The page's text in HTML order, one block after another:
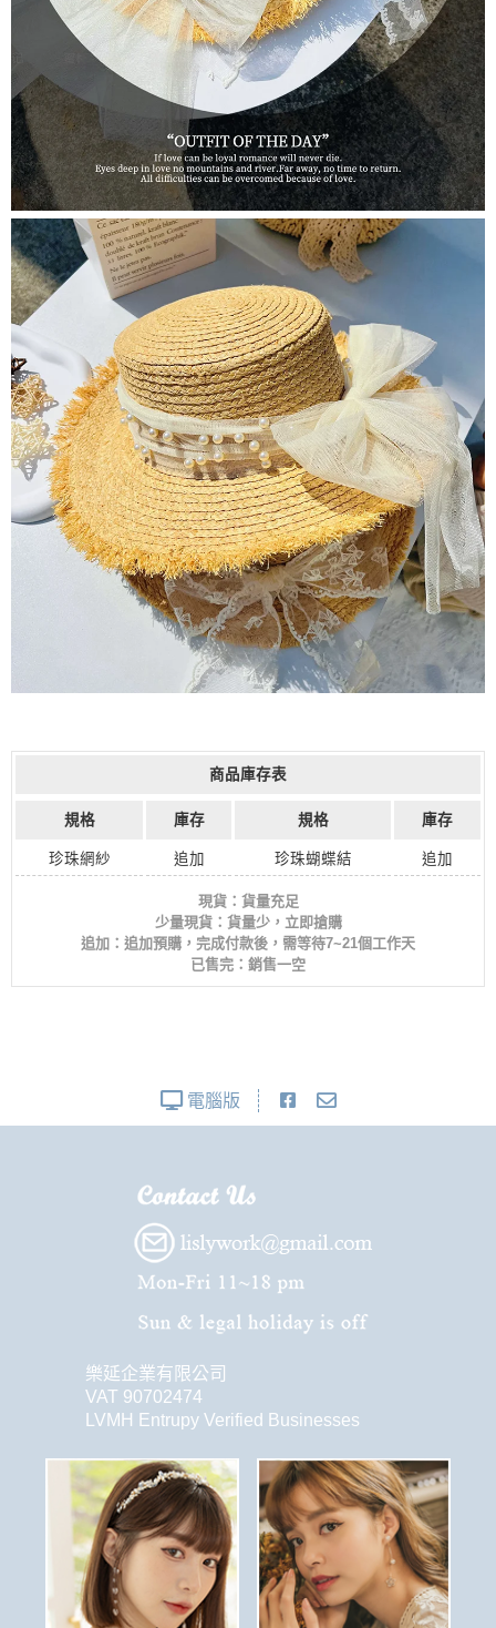
商品庫存表
規格 庫存 規格 庫存
珍珠網紗 追加 珍珠蝴蝶結 追加
現貨：貨量充足
少量現貨：貨量少，立即搶購
追加：追加預購，完成付款後，需等待7~21個工作天
已售完：銷售一空
電腦版
樂延企業有限公司
VAT 90702474
LVMH Entrupy Verified Businesses